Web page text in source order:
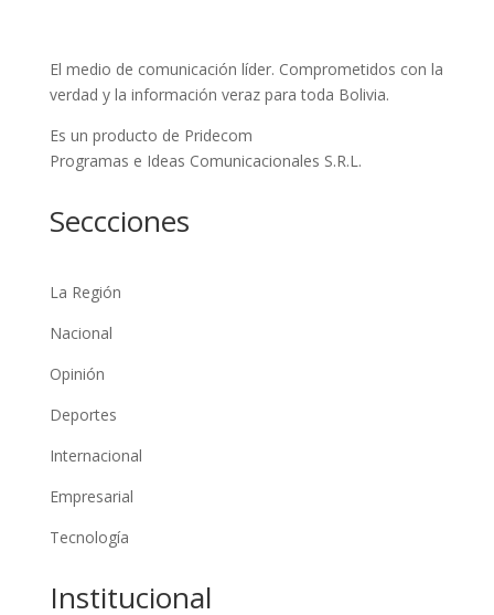
El medio de comunicación líder. Comprometidos con la
verdad y la información veraz para toda Bolivia.
Es un producto de Pridecom
Programas e Ideas Comunicacionales S.R.L.
Seccciones
La Región
Nacional
Opinión
Deportes
Internacional
Empresarial
Tecnología
Institucional